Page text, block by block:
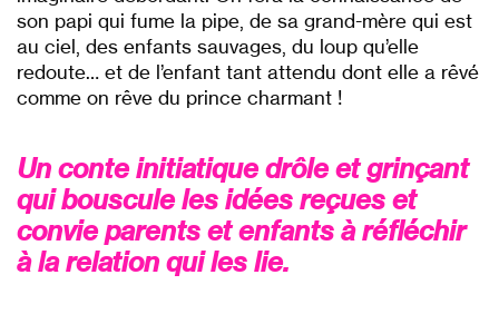
son papi qui fume la pipe, de sa grand-mère qui est
au ciel, des enfants sauvages, du loup qu’elle
redoute… et de l’enfant tant attendu dont elle a rêvé
comme on rêve du prince charmant !
Un conte initiatique drôle et grinçant
qui bouscule les idées reçues et
convie parents et enfants à réfléchir
à la relation qui les lie.